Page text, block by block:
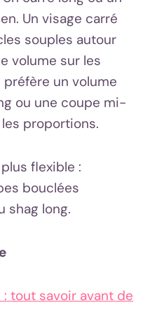
Un visage carré
souples autour
volume sur les
préfère un volume
ou une coupe mi-
proportions.
flexible :
bouclées
shag long.
tout savoir avant de